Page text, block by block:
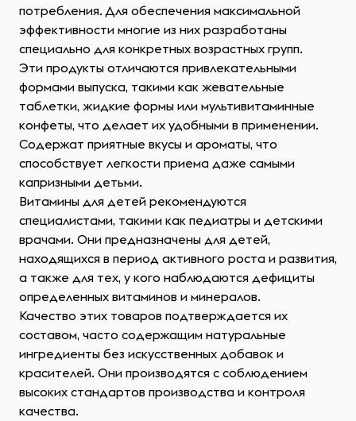
потребления. Для обеспечения максимальной
эффективности многие из них разработаны
специально для конкретных возрастных групп.
Эти продукты отличаются привлекательными
формами выпуска, такими как жевательные
таблетки, жидкие формы или мультивитаминные
конфеты, что делает их удобными в применении.
Содержат приятные вкусы и ароматы, что
способствует легкости приема даже самыми
капризными детьми.
Витамины для детей рекомендуются
специалистами, такими как педиатры и детскими
врачами. Они предназначены для детей,
находящихся в период активного роста и развития,
а также для тех, у кого наблюдаются дефициты
определенных витаминов и минералов.
Качество этих товаров подтверждается их
составом, часто содержащим натуральные
ингредиенты без искусственных добавок и
красителей. Они производятся с соблюдением
высоких стандартов производства и контроля
качества.